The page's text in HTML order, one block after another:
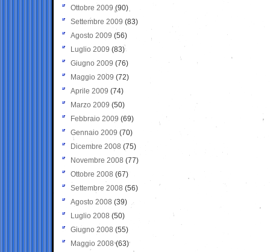
Ottobre 2009 (90)
Settembre 2009 (83)
Agosto 2009 (56)
Luglio 2009 (83)
Giugno 2009 (76)
Maggio 2009 (72)
Aprile 2009 (74)
Marzo 2009 (50)
Febbraio 2009 (69)
Gennaio 2009 (70)
Dicembre 2008 (75)
Novembre 2008 (77)
Ottobre 2008 (67)
Settembre 2008 (56)
Agosto 2008 (39)
Luglio 2008 (50)
Giugno 2008 (55)
Maggio 2008(63)